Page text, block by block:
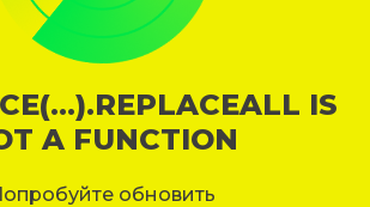
IS
A FUNCTION
обновить